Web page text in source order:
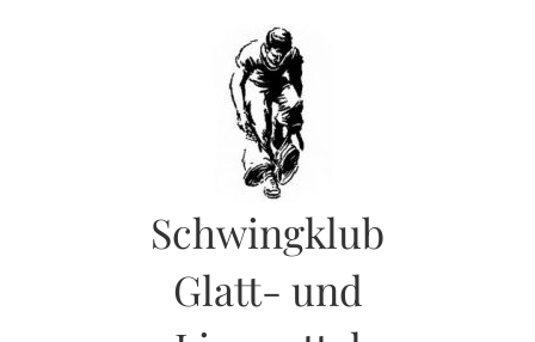
Schwingklub
Glatt- und